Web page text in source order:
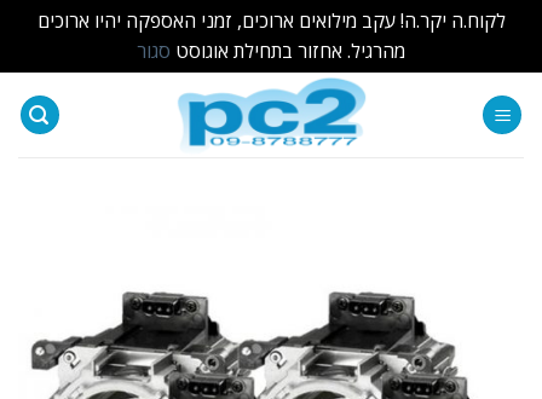
לקוח.ה יקר.ה! עקב מילואים ארוכים, זמני האספקה יהיו ארוכים
מהרגיל. אחזור בתחילת אוגוסט סגור